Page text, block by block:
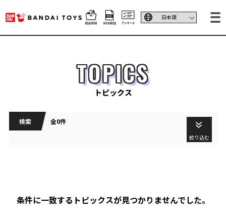
TOPICS
トピックス
検索 全0件
絞り込む
条件に一致するトピックスが見つかりませんでした。